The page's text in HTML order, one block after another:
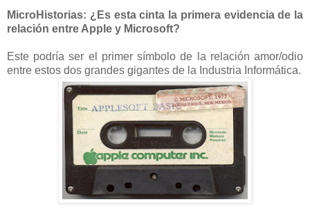
MicroHistorias: ¿Es esta cinta la primera evidencia de la
relación entre Apple y Microsoft?
Este podría ser el primer símbolo de la relación amor/odio
entre estos dos grandes gigantes de la Industria Informática.